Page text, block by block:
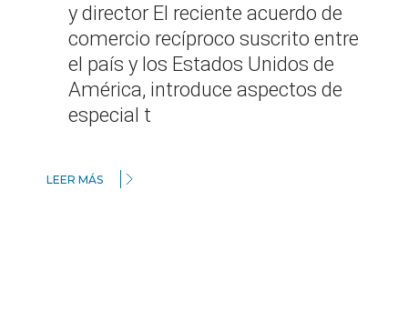
y director El reciente acuerdo de
comercio recíproco suscrito entre
el país y los Estados Unidos de
América, introduce aspectos de
especial t
LEER MÁS